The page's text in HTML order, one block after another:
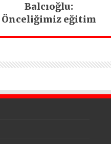
Balcıoğlu:
Önceliğimiz eğitim